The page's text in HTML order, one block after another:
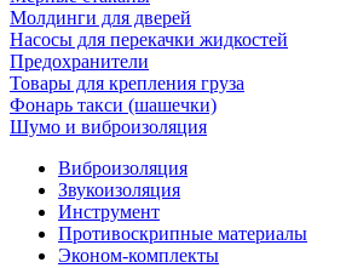
Молдинги для дверей
Насосы для перекачки жидкостей
Предохранители
Товары для крепления груза
Фонарь такси (шашечки)
Шумо и виброизоляция
Виброизоляция
Звукоизоляция
Инструмент
Противоскрипные материалы
Эконом-комплекты